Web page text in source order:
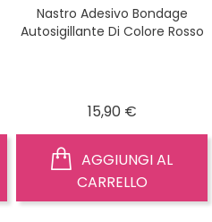
Nastro Adesivo Bondage
Autosigillante Di Colore Rosso
15,90 €Prezzo
CARRELLO